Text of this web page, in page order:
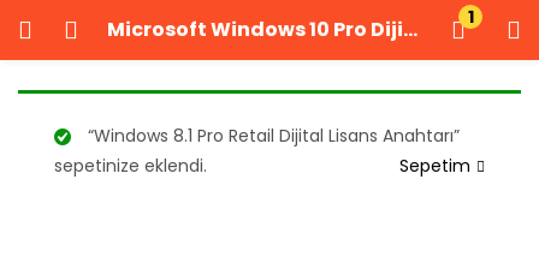
Microsoft Windows 10 Pro Dijital Lisans Anahtarı 1
GIRIŞ YAP KAYIT OL
Kullanıcı adınızı ve şifrenizi girin.
“Windows 8.1 Pro Retail Dijital Lisans Anahtarı”
sepetinize eklendi.
Sepetim